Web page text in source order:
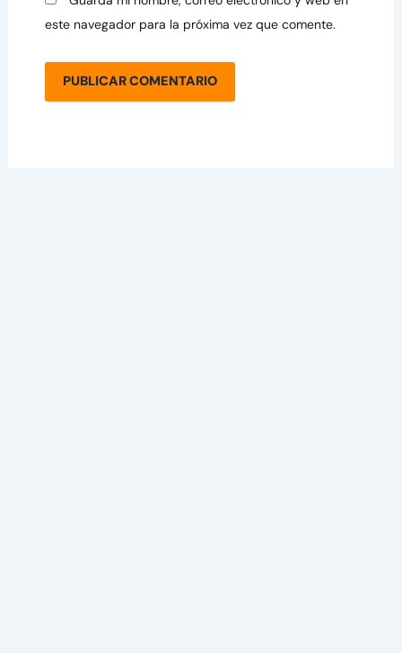
este navegador para la próxima vez que comente.